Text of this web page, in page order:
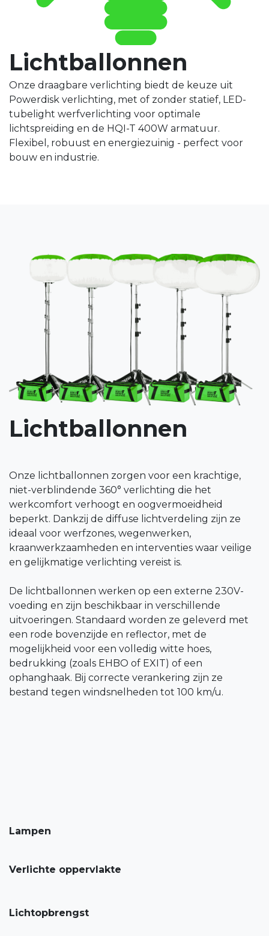
Lichtballonnen
Onze draagbare verlichting biedt de keuze uit
Powerdisk verlichting, met of zonder statief, LED-
tubelight werfverlichting voor optimale
lichtspreiding en de HQI-T 400W armatuur.
Flexibel, robuust en energiezuinig - perfect voor
bouw en industrie.
Lichtballonnen
Onze lichtballonnen zorgen voor een krachtige,
niet-verblindende 360° verlichting die het
werkcomfort verhoogt en oogvermoeidheid
beperkt. Dankzij de diffuse lichtverdeling zijn ze
ideaal voor werfzones, wegenwerken,
kraanwerkzaamheden en interventies waar veilige
en gelijkmatige verlichting vereist is.
De lichtballonnen werken op een externe 230V-
voeding en zijn beschikbaar in verschillende
uitvoeringen. Standaard worden ze geleverd met
een rode bovenzijde en reflector, met de
mogelijkheid voor een volledig witte hoes,
bedrukking (zoals EHBO of EXIT) of een
ophanghaak. Bij correcte verankering zijn ze
bestand tegen windsnelheden tot 100 km/u.
Lampen
Verlichte oppervlakte
Lichtopbrengst